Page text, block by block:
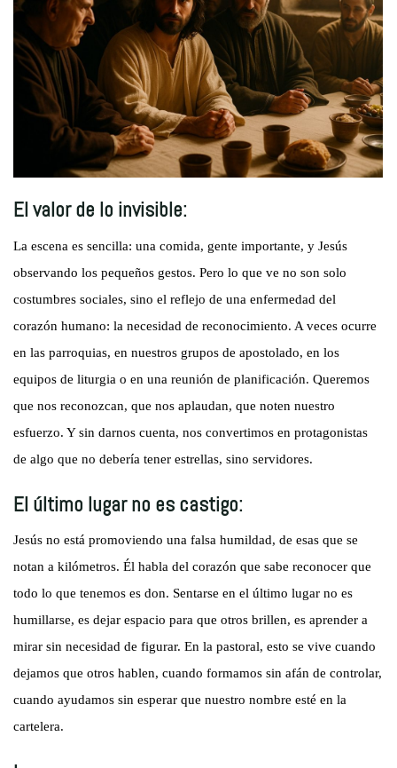
El valor de lo invisible:
La escena es sencilla: una comida, gente importante, y Jesús
observando los pequeños gestos. Pero lo que ve no son solo
costumbres sociales, sino el reflejo de una enfermedad del
corazón humano: la necesidad de reconocimiento. A veces ocurre
en las parroquias, en nuestros grupos de apostolado, en los
equipos de liturgia o en una reunión de planificación. Queremos
que nos reconozcan, que nos aplaudan, que noten nuestro
esfuerzo. Y sin darnos cuenta, nos convertimos en protagonistas
de algo que no debería tener estrellas, sino servidores.
El último lugar no es castigo:
Jesús no está promoviendo una falsa humildad, de esas que se
notan a kilómetros. Él habla del corazón que sabe reconocer que
todo lo que tenemos es don. Sentarse en el último lugar no es
humillarse, es dejar espacio para que otros brillen, es aprender a
mirar sin necesidad de figurar. En la pastoral, esto se vive cuando
dejamos que otros hablen, cuando formamos sin afán de controlar,
cuando ayudamos sin esperar que nuestro nombre esté en la
cartelera.